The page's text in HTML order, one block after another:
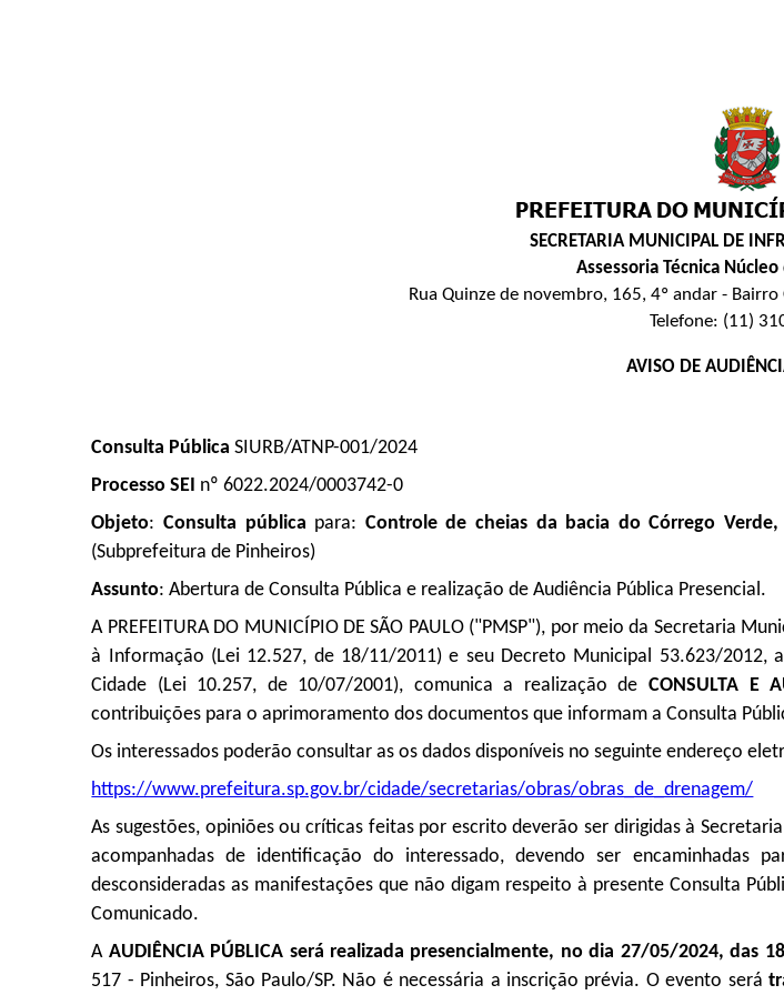
SECRETARIA MUNICIPAL DE
Assessoria Técnica
Rua Quinze de novembro, 165, 4º andar -
Telefone: (11)
AVISO DE
Consulta Pública SIURB/ATNP-001/2024
Processo SEI nº 6022.2024/0003742-0
Objeto: Consulta pública para: Controle de cheias da bacia do Córrego
(Subprefeitura de Pinheiros)
Assunto: Abertura de Consulta Pública e realização de Audiência Pública Presencial.
A PREFEITURA DO MUNICÍPIO DE SÃO PAULO ("PMSP"), por meio da Secretaria
à Informação (Lei 12.527, de 18/11/2011) e seu Decreto Municipal 53.623/
Cidade (Lei 10.257, de 10/07/2001), comunica a realização de CONSULTA E
contribuições para o aprimoramento dos documentos que informam a Consulta
Os interessados poderão consultar as os dados disponíveis no seguinte endereço
https://www.prefeitura.sp.gov.br/cidade/secretarias/obras/obras_de_drenagem/
As sugestões, opiniões ou críticas feitas por escrito deverão ser dirigidas à
acompanhadas de identificação do interessado, devendo ser encaminhadas
desconsideradas as manifestações que não digam respeito à presente Consulta
Comunicado.
A AUDIÊNCIA PÚBLICA será realizada presencialmente, no dia 27/05/2024, das
517 - Pinheiros, São Paulo/SP. Não é necessária a inscrição prévia. O evento será